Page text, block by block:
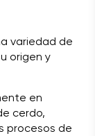
variedad de
origen y
en
cerdo,
procesos de